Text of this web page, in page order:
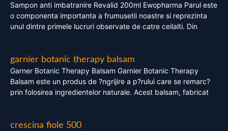
Sampon anti imbatranire Revalid 200ml Ewopharma Parul este
o componenta importanta a frumusetii noastre si reprezinta
unul dintre primele lucruri observate de catre ceilalti. Din
garnier botanic therapy balsam
Garner Botanic Therapy Balsam Garnier Botanic Therapy
Balsam este un produs de ?ngrijire a p?rului care se remarc?
prin folosirea ingredientelor naturale. Acest balsam, fabricat
crescina fiole 500